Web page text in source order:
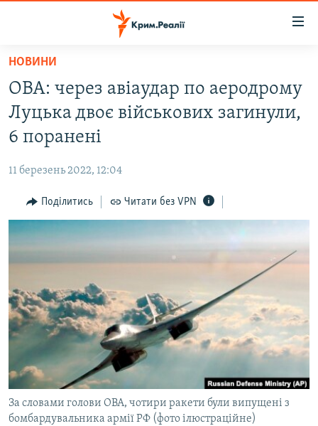
Перейти
основного
матеріалу
Перейти
до
основної
навігації
Перейти
до
пошуку
ВОДА.КРИМ
ВІДЕО ТА ФОТО
БЛОГИ
ПОГЛЯД
ІНТЕРВ'Ю
ВСЕ ЗА ДЕНЬ
СПЕЦПРОЕКТИ
ДЕПОРТАЦІЯ
ВІДЕОУРОКИ «ELIFBE»
СВІДЧЕННЯ ОКУПАЦІЇ
УКРАЇНСЬКА ПРОБЛЕМА КРИМУ
ІНФОГРАФІКА
ЯК ОБІЙТИ БЛОКУВАННЯ
Русский
Qırımtatar
ДОЛУЧАЙСЯ!
НОВИНИ
ОВА: через авіаудар по аеродрому
Луцька двоє військових загинули,
6 поранені
11 березень 2022, 12:04
Поділитись Читати без VPN
За словами голови ОВА, чотири ракети були випущені з
бомбардувальника армії РФ (фото ілюстраційне)